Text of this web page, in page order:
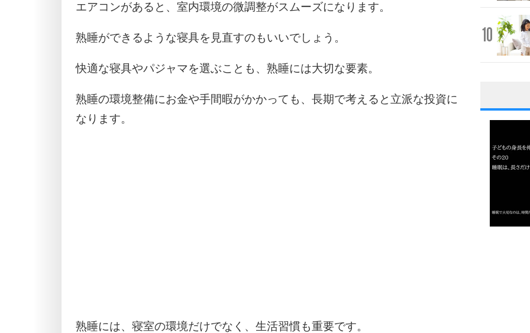
エアコンがあると、室内環境の微調整がスムーズになります。
熟睡ができるような寝具を見直すのもいいでしょう。
快適な寝具やパジャマを選ぶことも、熟睡には大切な要素。
熟睡の環境整備にお金や手間暇がかかっても、長期で考えると立派な投資に
なります。
熟睡には、寝室の環境だけでなく、生活習慣も重要です。
10
1
3